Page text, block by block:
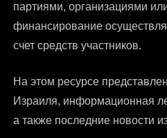
партиями, организациями
финансирование
счет средств участников.
На этом ресурсе
Израиля, информационная
а также последние новости